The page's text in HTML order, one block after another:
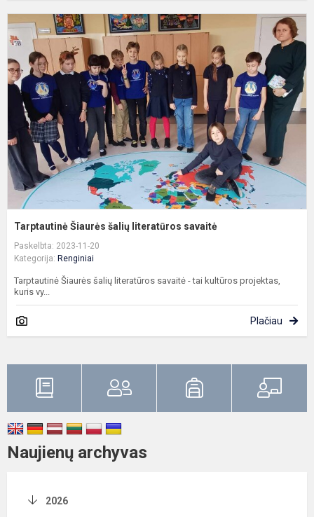
Tarptautinė Šiaurės šalių literatūros savaitė
Paskelbta: 2023-11-20
Kategorija: Renginiai
Tarptautinė Šiaurės šalių literatūros savaitė - tai kultūros projektas,
kuris vy...
Plačiau
Naujienų archyvas
2026